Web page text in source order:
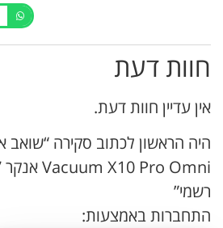
חוות דעת
אין עדיין חוות דעת.
רשמי”
התחברות באמצעות: